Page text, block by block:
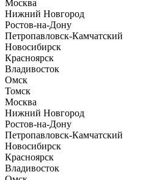
Москва
Нижний Новгород
Ростов-на-Дону
Петропавловск-Камчатский
Новосибирск
Красноярск
Владивосток
Омск
Томск
Москва
Нижний Новгород
Ростов-на-Дону
Петропавловск-Камчатский
Новосибирск
Красноярск
Владивосток